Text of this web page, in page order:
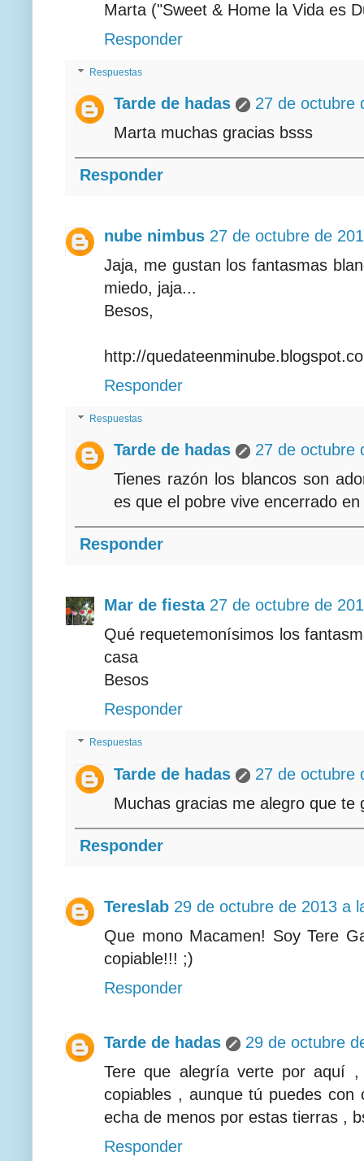
Marta ("Sweet & Home la Vida es
Responder
Respuestas
Tarde de hadas
27 de octubre
Marta muchas gracias bsss
Responder
nube nimbus 27 de octubre de
Jaja, me gustan los fantasmas
miedo, jaja...
Besos,
http://
Responder
Respuestas
Tarde de hadas
27 de octubre
Tienes razón los blancos son
es que el pobre vive encerrado
Responder
Mar de fiesta 27 de octubre de
Qué requetemonísimos los
casa
Besos
Responder
Respuestas
Tarde de hadas
27 de octubre
Muchas gracias me alegro que te
Responder
Tereslab 29 de octubre de 2013 a
Que mono Macamen! Soy Tere
copiable!!! ;)
Responder
Tarde de hadas
29 de octubre
Tere que alegría verte por aquí
copiables , aunque tú puedes
echa de menos por estas tierras ,
Responder